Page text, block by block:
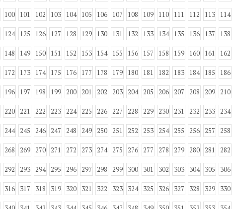
100 101 102 103 104 105 106 107 108 109 110 111 112 113 114
124 125 126 127 128 129 130 131 132 133 134 135 136 137 138
148 149 150 151 152 153 154 155 156 157 158 159 160 161 162
172 173 174 175 176 177 178 179 180 181 182 183 184 185 186
196 197 198 199 200 201 202 203 204 205 206 207 208 209 210
220 221 222 223 224 225 226 227 228 229 230 231 232 233 234
244 245 246 247 248 249 250 251 252 253 254 255 256 257 258
268 269 270 271 272 273 274 275 276 277 278 279 280 281 282
292 293 294 295 296 297 298 299 300 301 302 303 304 305 306
316 317 318 319 320 321 322 323 324 325 326 327 328 329 330